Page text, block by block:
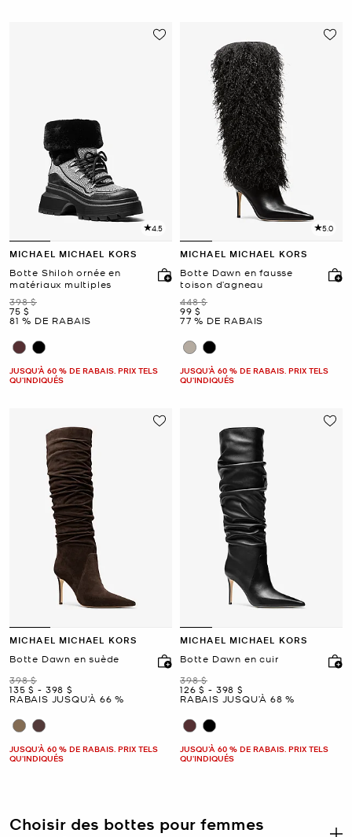
4.5
MICHAEL MICHAEL KORS
Botte Shiloh ornée en
matériaux multiples
était
398 $
maintenant
75 $
81 % DE RABAIS
JUSQU’À 60 % DE RABAIS. PRIX TELS
QU'INDIQUÉS
5.0
MICHAEL MICHAEL KORS
Botte Dawn en fausse
toison d’agneau
était
448 $
maintenant
99 $
77 % DE RABAIS
JUSQU’À 60 % DE RABAIS. PRIX TELS
QU'INDIQUÉS
MICHAEL MICHAEL KORS
Botte Dawn en suède
était
398 $
maintenant
135 $ -
to maintenant
398 $
RABAIS JUSQU’À 66 %
JUSQU’À 60 % DE RABAIS. PRIX TELS
QU'INDIQUÉS
MICHAEL MICHAEL KORS
Botte Dawn en cuir
était
398 $
maintenant
126 $ -
to maintenant
398 $
RABAIS JUSQU’À 68 %
JUSQU’À 60 % DE RABAIS. PRIX TELS
QU'INDIQUÉS
Choisir des bottes pour femmes